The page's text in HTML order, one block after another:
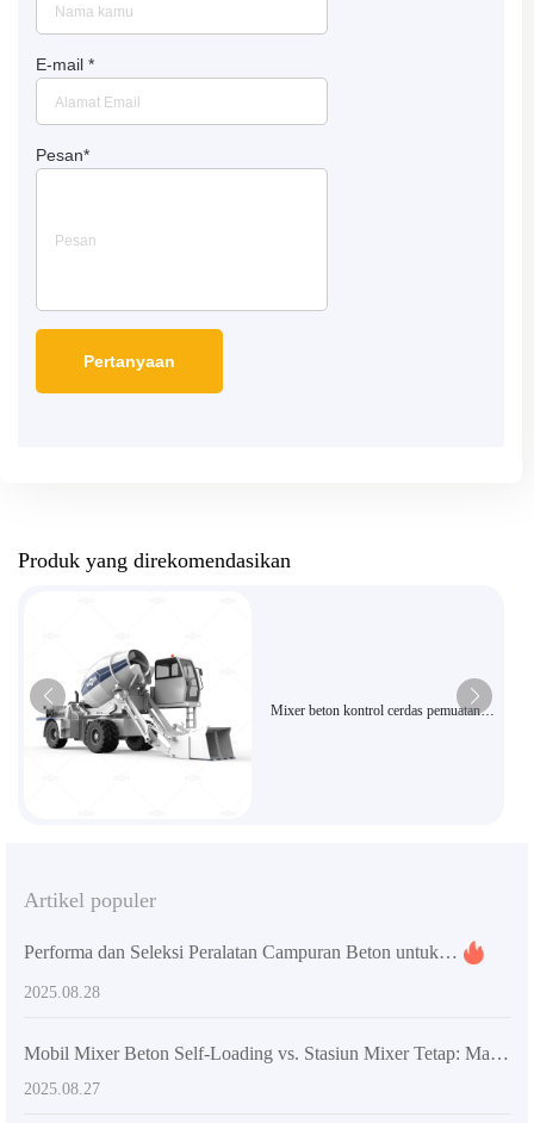
E-mail *
Pesan*
Produk yang direkomendasikan
Mixer beton kontrol cerdas pemuatan
Artikel populer
Performa dan Seleksi Peralatan Campuran Beton untuk Proyek Konstruksi Luar Negeri: Analisis Teknis dan Rekomendasi Praktis
2025.08.28
Mobil Mixer Beton Self-Loading vs. Stasiun Mixer Tetap: Mana yang Cocok untuk Proyek Konstruksi Besar?
2025.08.27